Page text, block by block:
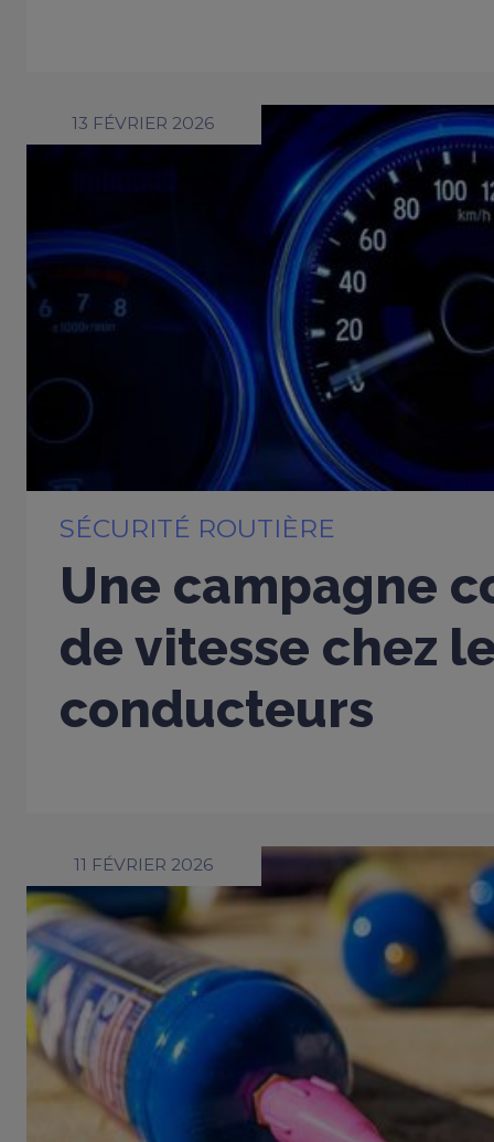
13 FÉVRIER 2026
SÉCURITÉ ROUTIÈRE
Une campagne
de vitesse chez
conducteurs
11 FÉVRIER 2026